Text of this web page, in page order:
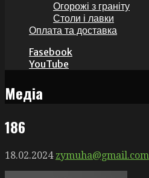
Огорожі з граніту
Столи і лавки
Оплата та доставка
Fasebook
YouTube
Медіа
186
18.02.2024 zymuha@gmail.com